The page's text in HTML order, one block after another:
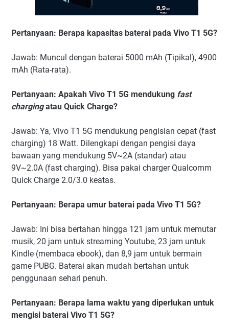
Pertanyaan: Berapa kapasitas baterai pada Vivo T1 5G?
Jawab: Muncul dengan baterai 5000 mAh (Tipikal), 4900
mAh (Rata-rata).
Pertanyaan: Apakah Vivo T1 5G mendukung fast
chargingatau Quick Charge?
Jawab: Ya, Vivo T1 5G mendukung pengisian cepat (fast
charging) 18 Watt. Dilengkapi dengan pengisi daya
bawaan yang mendukung 5V~2A (standar) atau
9V~2.0A (fast charging). Bisa pakai charger Qualcomm
Quick Charge 2.0/3.0 keatas.
Pertanyaan: Berapa umur baterai pada Vivo T1 5G?
Jawab: Ini bisa bertahan hingga 121 jam untuk memutar
musik, 20 jam untuk streaming Youtube, 23 jam untuk
Kindle (membaca ebook), dan 8,9 jam untuk bermain
game PUBG. Baterai akan mudah bertahan untuk
penggunaan sehari penuh.
Pertanyaan: Berapa lama waktu yang diperlukan untuk
mengisi baterai Vivo T1 5G?